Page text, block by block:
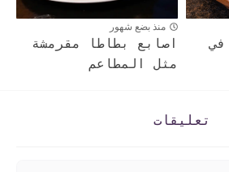
منذ بضع شهور
اصابع بطاطا مقرمشة
مثل المطاعم
تعليقات